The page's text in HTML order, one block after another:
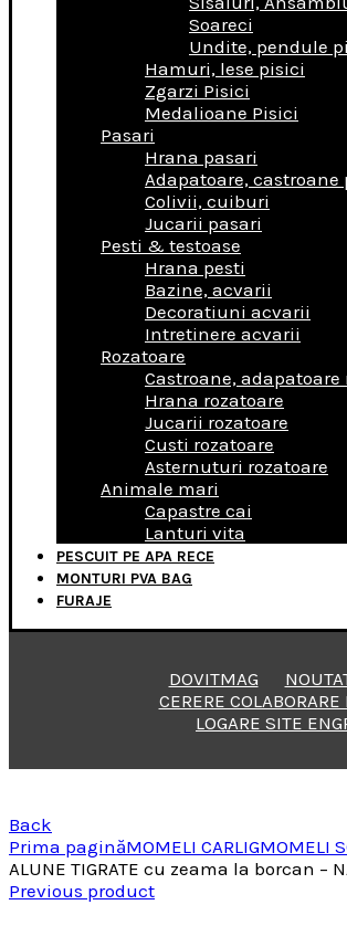
Soareci
Undite, pendule
Hamuri, lese pisici
Zgarzi Pisici
Medalioane Pisici
Pasari
Hrana pasari
Adapatoare, castroane
Colivii, cuiburi
Jucarii pasari
Pesti & testoase
Hrana pesti
Bazine, acvarii
Decoratiuni acvarii
Intretinere acvarii
Rozatoare
Castroane, adapatoare
Hrana rozatoare
Jucarii rozatoare
Custi rozatoare
Asternuturi rozatoare
Animale mari
Capastre cai
Lanturi vita
PESCUIT PE APA RECE
MONTURI PVA BAG
FURAJE
DOVITMAG
CERERE COLABORARE
LOGARE SITE
Back
Prima paginăMOMELI CARLIGMOMELI
ALUNE TIGRATE cu zeama la borcan –
Previous product